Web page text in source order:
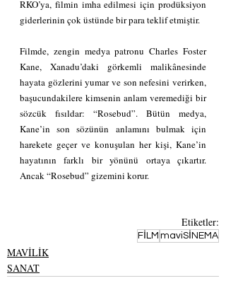
RKO’ya, filmin imha edilmesi için prodüksiyon
giderlerinin çok üstünde bir para teklif etmiştir.
Filmde, zengin medya patronu Charles Foster
Kane, Xanadu’daki görkemli malikânesinde
hayata gözlerini yumar ve son nefesini verirken,
başucundakilere kimsenin anlam veremediği bir
sözcük fısıldar: “Rosebud”. Bütün medya,
Kane’in son sözünün anlamını bulmak için
harekete geçer ve konuşulan her kişi, Kane’in
hayatının farklı bir yönünü ortaya çıkartır.
Ancak “Rosebud” gizemini korur.
Etiketler:
FİLM maviSİNEMA
MAVİLİK
SANAT